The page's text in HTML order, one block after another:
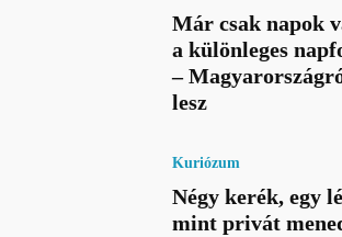
Már csak napok
a különleges
–
lesz
Kuriózum
Négy kerék, egy
mint privát